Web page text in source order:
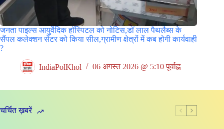
जनता पाइल्स आयुर्वेदिक हॉस्पिटल को नोटिस,डॉ लाल पैथलैब्स के
सैंपल कलेक्शन सेंटर को किया सील,ग्रामीण क्षेत्रों में कब होगी कार्यवाही
?
IndiaPolKhol 06 अगस्त 2026 @ 5:10 पूर्वाह्न
चर्चित ख़बरें